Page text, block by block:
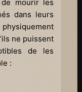
mourir les
dans leurs
ne puissent
de les
: